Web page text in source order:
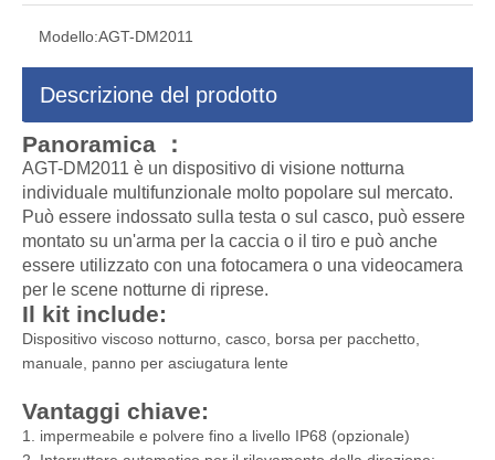
Modello:AGT-DM2011
Descrizione del prodotto
Panoramica ：
AGT-DM2011 è un dispositivo di visione notturna
individuale multifunzionale molto popolare sul mercato.
Può essere indossato sulla testa o sul casco, può essere
montato su un'arma per la caccia o il tiro e può anche
essere utilizzato con una fotocamera o una videocamera
per le scene notturne di riprese.
Il kit include:
Dispositivo viscoso notturno, casco, borsa per pacchetto,
manuale, panno per asciugatura lente
Vantaggi chiave:
1. impermeabile e polvere fino a livello IP68 (opzionale)